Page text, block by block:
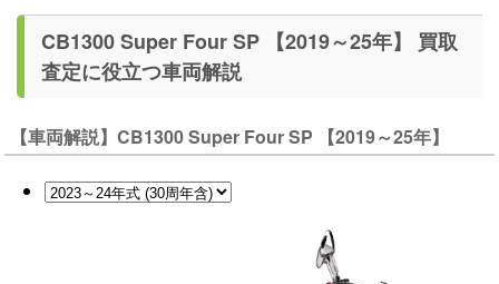
CB1300 Super Four SP 【2019～25年】 買取
査定に役立つ車両解説
【車両解説】CB1300 Super Four SP 【2019～25年】